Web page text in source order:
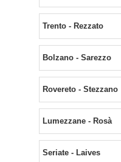
Trento - Rezzato
Bolzano - Sarezzo
Rovereto - Stezzano
Lumezzane - Rosà
Seriate - Laives